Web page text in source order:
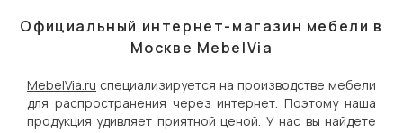
Официальный интернет-магазин мебели в
Москве MebelVia
MebelVia.ru специализируется на производстве мебели
для распространения через интернет. Поэтому наша
продукция удивляет приятной ценой. У нас вы найдете